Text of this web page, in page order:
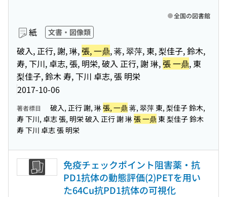
紙 文書・図像類
破入, 正行, 謝, 琳,張, 一鼎, 蒋, 翠萍, 東, 梨佳子, 鈴木,
寿, 下川, 卓志, 張, 明栄, 破入 正行, 謝 琳,張 一鼎, 東
梨佳子, 鈴木 寿, 下川 卓志, 張 明栄
2017-10-06
全国の図書館
著者標目 破入, 正行 謝, 琳張, 一鼎 蒋, 翠萍 東, 梨佳子 鈴木,
寿 下川, 卓志 張, 明栄 破入 正行 謝 琳張 一鼎 東 梨佳子 鈴木
寿 下川 卓志 張 明栄
免疫チェックポイント阻害薬・抗
PD1抗体の動態評価(2)PETを用い
た64Cu抗PD1抗体の可視化